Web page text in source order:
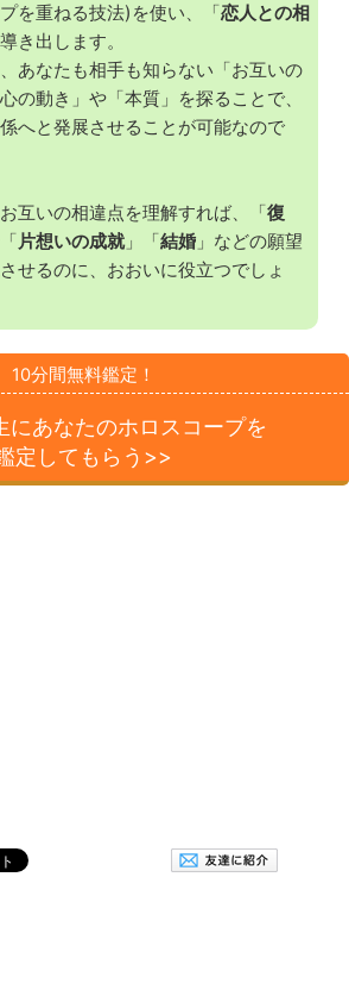
を重ねる技法)を使い、「恋人との相
き出します。
あなたも相手も知らない「お互いの
の動き」や「本質」を探ることで、
へと発展させることが可能なので
互いの相違点を理解すれば、「復
片想いの成就」「結婚 」などの願望
せるのに、おおいに役立つでしょ
10分間無料鑑定！
にあなたのホロスコープを
定してもらう>>